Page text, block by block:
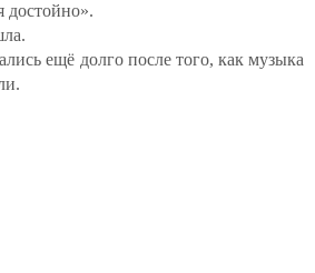
достойно».
ещё долго после того, как музыка